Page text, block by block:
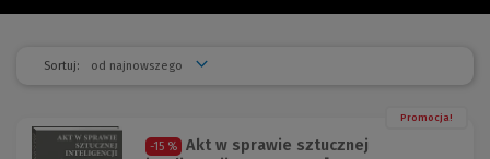
Sortuj:
Promocja!
-15 %
Akt w sprawie sztucznej